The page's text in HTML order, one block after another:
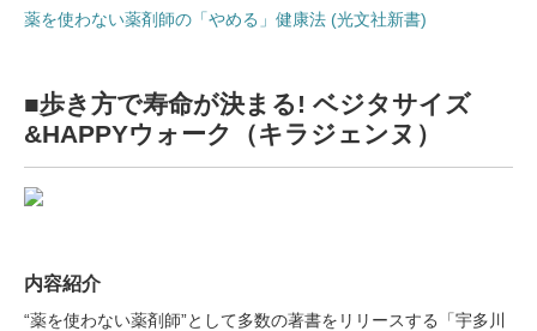
薬を使わない薬剤師の「やめる」健康法 (光文社新書)
■歩き方で寿命が決まる! ベジタサイズ
&HAPPYウォーク（キラジェンヌ）
内容紹介
“薬を使わない薬剤師”として多数の著書をリリースする「宇多川